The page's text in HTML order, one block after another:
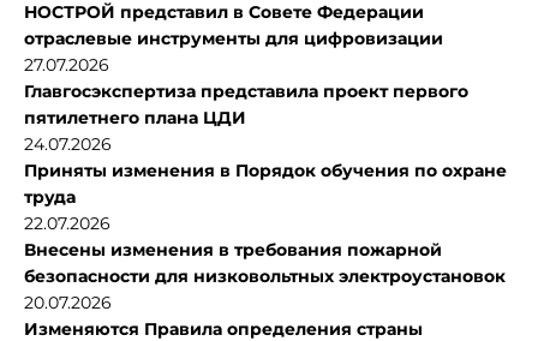
НОСТРОЙ представил в Совете Федерации
отраслевые инструменты для цифровизации
27.07.2026
Главгосэкспертиза представила проект первого
пятилетнего плана ЦДИ
24.07.2026
Приняты изменения в Порядок обучения по охране
труда
22.07.2026
Внесены изменения в требования пожарной
безопасности для низковольтных электроустановок
20.07.2026
Изменяются Правила определения страны